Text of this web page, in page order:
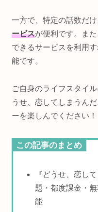
一方で、特定の話数だ
ービスが便利です。ま
できるサービスを利用
能です。
ご自身のライフスタイ
うせ、恋してしまうん
ーを楽しんでください！
この記事のまとめ
『どうせ、恋し
題・都度課金・
能